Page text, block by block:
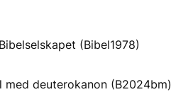
(Bibel1978)
med deuterokanon (B2024bm)